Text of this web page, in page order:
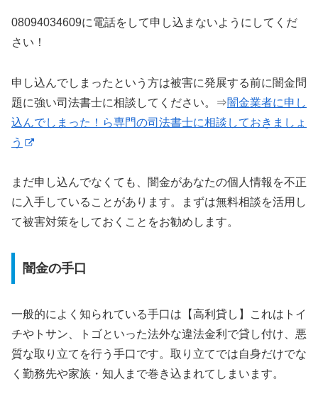
08094034609に電話をして申し込まないようにしてくだ
さい！
申し込んでしまったという方は被害に発展する前に闇金問
題に強い司法書士に相談してください。⇒闇金業者に申し
込んでしまった！ら専門の司法書士に相談しておきましょ
う
まだ申し込んでなくても、闇金があなたの個人情報を不正
に入手していることがあります。まずは無料相談を活用し
て被害対策をしておくことをお勧めします。
闇金の手口
一般的によく知られている手口は【高利貸し】これはトイ
チやトサン、トゴといった法外な違法金利で貸し付け、悪
質な取り立てを行う手口です。取り立てでは自身だけでな
く勤務先や家族・知人まで巻き込まれてしまいます。